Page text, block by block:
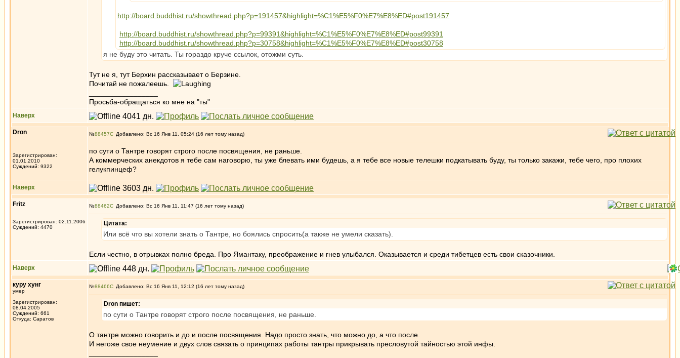
http://board.buddhist.ru/showthread.php?p=191457&highlight=%C1%E5%F0%E7%E8%ED#post191457
http://board.buddhist.ru/showthread.php?p=99391&highlight=%C1%E5%F0%E7%E8%ED#post99391
http://board.buddhist.ru/showthread.php?p=30758&highlight=%C1%E5%F0%E7%E8%ED#post30758
я не буду это читать. Ты гораздо круче ссылок, отожми суть.
Тут не я, тут Берхин рассказывает о Берзине.
Почитай не пожалеешь.
Просьба-обращаться ко мне на "ты"
Наверх
Dron
Зарегистрирован:
01.01.2010
Суждений: 9322
№88457 Добавлено: Вс 16 Янв 11, 05:24 (16 лет тому назад)
по сути о Тантре говорят строго после посвящения, не раньше.
А коммерческих анекдотов я тебе сам наговорю, ты уже блевать ими будешь, а я тебе все новые телешки подкатывать буду, ты только закажи, тебе чего, про плохих
гелукпинцеф?
Наверх
Fritz
Зарегистрирован: 02.11.2006
Суждений: 4470
№88462 Добавлено: Вс 16 Янв 11, 11:47 (16 лет тому назад)
Цитата:
Или всё что вы хотели знать о Тантре, но боялись спросить(а также не умели сказать).
Если честно, в отрывках полно бреда. Про Ямантаку, преображение и гнев улыбался. Оказывается и среди тибетцев есть свои сказочники.
Наверх
куру хунг
умер
Зарегистрирован:
08.04.2005
Суждений: 661
Откуда: Саратов
№88466 Добавлено: Вс 16 Янв 11, 12:12 (16 лет тому назад)
Dron пишет:
по сути о Тантре говорят строго после посвящения, не раньше.
О тантре можно говорить и до и после посвящения. Надо просто знать, что можно до, а что после.
И негоже свое неумение и двух слов связать о принципах работы тантры прикрывать пресловутой тайностью этой инфы.